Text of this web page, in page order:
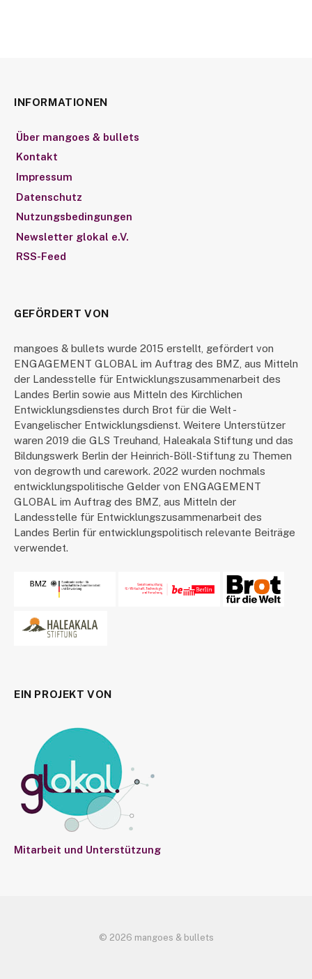
INFORMATIONEN
Über mangoes & bullets
Kontakt
Impressum
Datenschutz
Nutzungsbedingungen
Newsletter glokal e.V.
RSS-Feed
GEFÖRDERT VON
mangoes & bullets wurde 2015 erstellt, gefördert von
ENGAGEMENT GLOBAL im Auftrag des BMZ, aus Mitteln
der Landesstelle für Entwicklungszusammenarbeit des
Landes Berlin sowie aus Mitteln des Kirchlichen
Entwicklungsdienstes durch Brot für die Welt -
Evangelischer Entwicklungsdienst. Weitere Unterstützer
waren 2019 die GLS Treuhand, Haleakala Stiftung und das
Bildungswerk Berlin der Heinrich-Böll-Stiftung zu Themen
von degrowth und carework. 2022 wurden nochmals
entwicklungspolitische Gelder von ENGAGEMENT
GLOBAL im Auftrag des BMZ, aus Mitteln der
Landesstelle für Entwicklungszusammenarbeit des
Landes Berlin für entwicklungspolitisch relevante Beiträge
verwendet.
EIN PROJEKT VON
Mitarbeit und Unterstützung
© 2026 mangoes & bullets